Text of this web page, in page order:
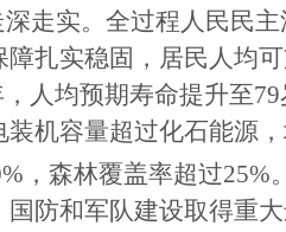
深走实。全过程人民民
扎实稳固，居民人均
人均预期寿命提升至
机容量超过化石能源
，森林覆盖率超过
防和军队建设取得重